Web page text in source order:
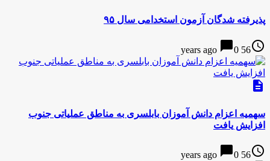
پذیرفته شدگان آزمون استخدامی سال ۹۵
access_time
56 years ago
chat_bubble0
description
سهمیه اعزام دانش آموزان بابلسری به مناطق عملیاتی جنوب
افزایش یافت
access_time
56 years ago
chat_bubble0